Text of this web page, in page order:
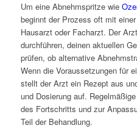
Um eine Abnehmspritze wie
beginnt der Prozess oft mit
Hausarzt oder Facharzt. Der
durchführen, deinen aktuellen
prüfen, ob alternative
Wenn die Voraussetzungen für
stellt der Arzt ein Rezept aus
und Dosierung auf.
des Fortschritts und zur
Teil der Behandlung.